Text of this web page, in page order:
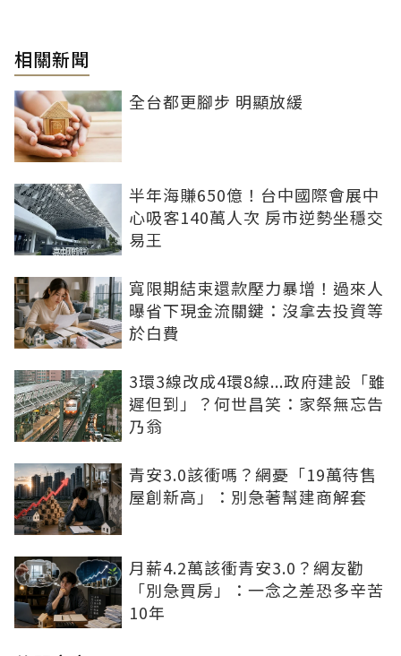
相關新聞
全台都更腳步 明顯放緩
半年海賺650億！台中國際會展中
心吸客140萬人次 房市逆勢坐穩交
易王
寬限期結束還款壓力暴增！過來人
曝省下現金流關鍵：沒拿去投資等
於白費
3環3線改成4環8線...政府建設「雖
遲但到」？何世昌笑：家祭無忘告
乃翁
青安3.0該衝嗎？網憂「19萬待售
屋創新高」：別急著幫建商解套
月薪4.2萬該衝青安3.0？網友勸
「別急買房」：一念之差恐多辛苦
10年